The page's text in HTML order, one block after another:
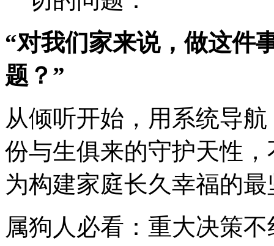
“对我们家来说，做这件
题？”
从倾听开始，用系统导
份与生俱来的守护天性
为构建家庭长久幸福的
属狗人必看：重大决策